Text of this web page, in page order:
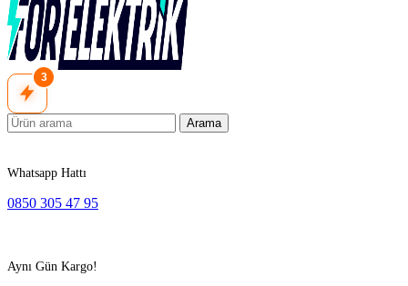
3
Arama
Whatsapp Hattı
0850 305 47 95
Aynı Gün Kargo!